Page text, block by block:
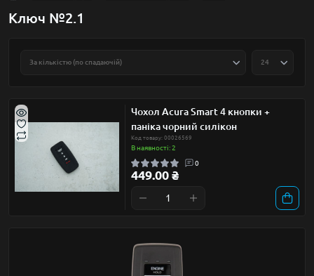
Ключ №2.1
Чохол Acura Smart 4 кнопки +
паніка чорний силікон
Код товару: 00026569
В наявності: 2
0
449.00 ₴